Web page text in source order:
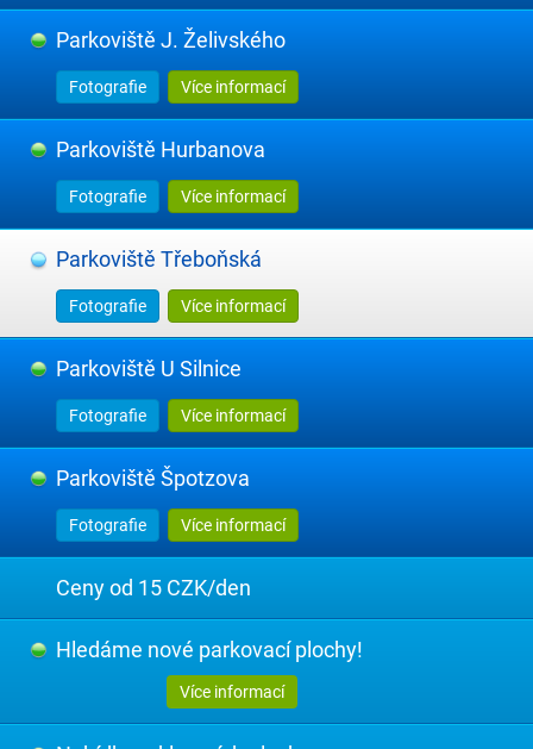
Parkoviště J. Želivského
Fotografie Více informací
Parkoviště Hurbanova
Fotografie Více informací
Parkoviště Třeboňská
Fotografie Více informací
Parkoviště U Silnice
Fotografie Více informací
Parkoviště Špotzova
Fotografie Více informací
Ceny od 15 CZK/den
Hledáme nové parkovací plochy!
Více informací